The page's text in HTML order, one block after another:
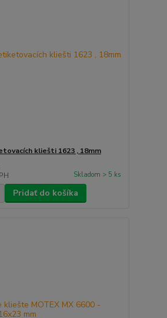
kliešti 1623 , 18mm
Skladom > 5 ks
Pridať do košíka